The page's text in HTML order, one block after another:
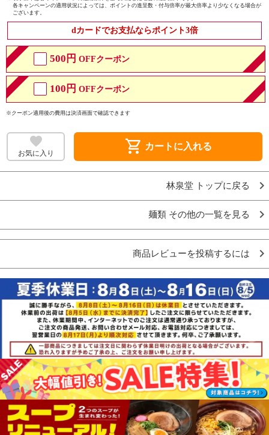
各キャンペーンの適用状況によっては、ポイントの進呈数・付与倍率が最大倍率より少なくなる場合が
ございます。
dカードでお支払ならポイント3倍
500円 OFFクーポン
100円 OFFクーポン
※クーポン適用後の費用は決済画面で確認できます
お気に入り shopping_cart カートに入れる
林泉堂 トップに戻る
麺類 その他の一覧を見る
商品レビューを投稿するには